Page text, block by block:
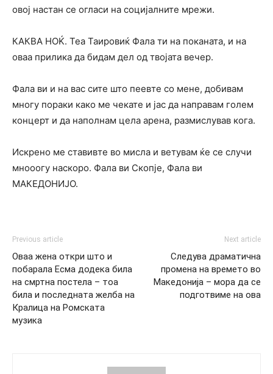
овој настан се огласи на социјалните мрежи.
КАКВА НОЌ. Теа Таировиќ Фала ти на поканата, и на
оваа прилика да бидам дел од твојата вечер.
Фала ви и на вас сите што пеевте со мене, добивам
многу пораки како ме чекате и јас да направам голем
концерт и да наполнам цела арена, размислував кога.
Искрено ме ставивте во мисла и ветувам ќе се случи
мнооогу наскоро. Фала ви Скопје, Фала ви
МАКЕДОНИЈО.
Previous article
Оваа жена откри што и
побарала Есма додека била
на смртна постела – тоа
била и последната желба на
Кралица на Ромската
музика
Next article
Следува драматична
промена на времето во
Македонија – мора да се
подготвиме на ова